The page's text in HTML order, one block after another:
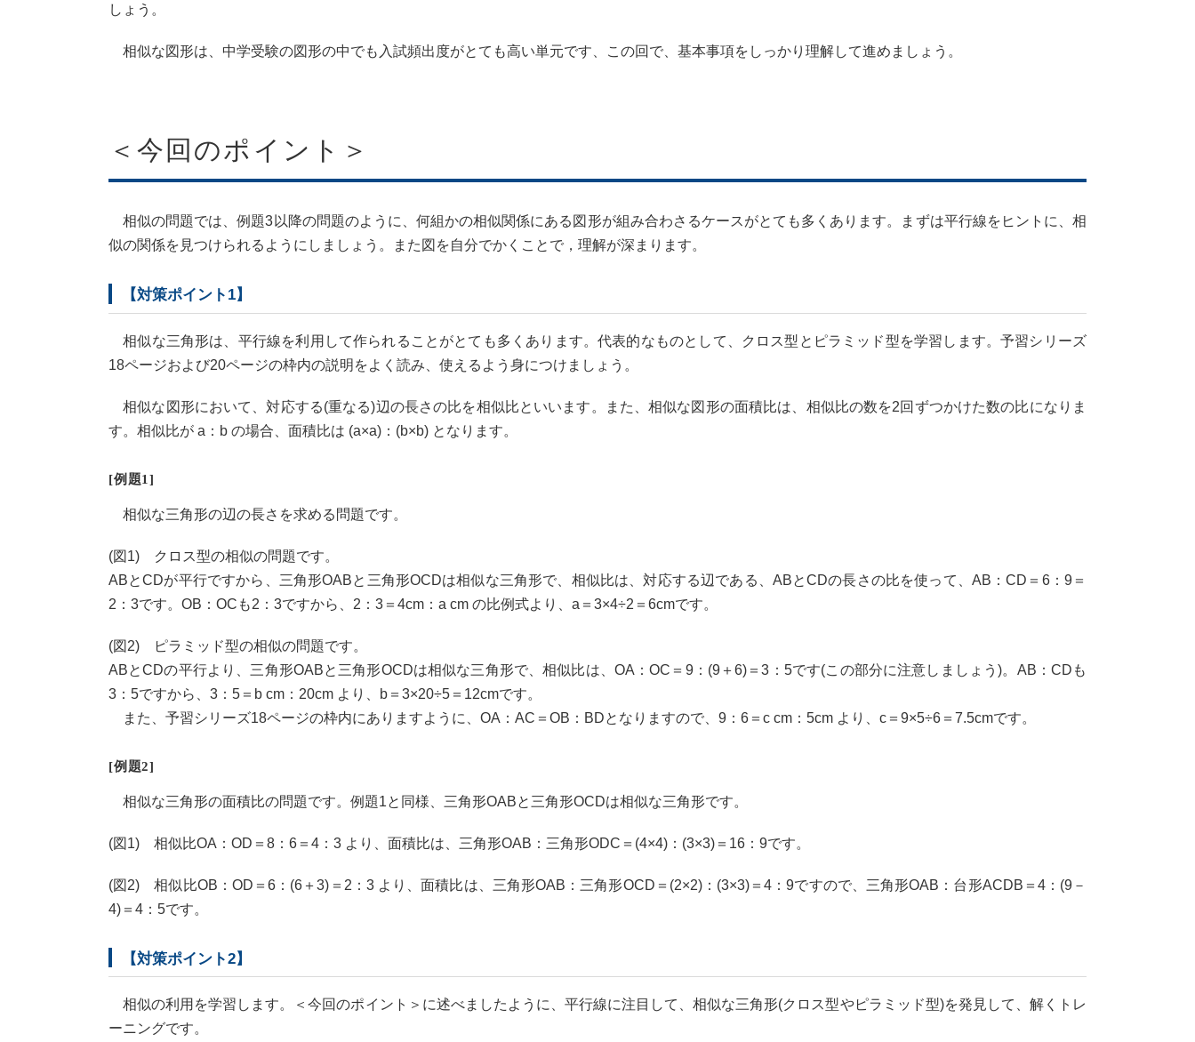
しょう。
相似な図形は、中学受験の図形の中でも入試頻出度がとても高い単元です、この回で、基本事項をしっかり理解して進めましょう。
＜今回のポイント＞
相似の問題では、例題3以降の問題のように、何組かの相似関係にある図形が組み合わさるケースがとても多くあります。まずは平行線をヒントに、相
似の関係を見つけられるようにしましょう。また図を自分でかくことで，理解が深まります。
【対策ポイント1】
相似な三角形は、平行線を利用して作られることがとても多くあります。代表的なものとして、クロス型とピラミッド型を学習します。予習シリーズ
18ページおよび20ページの枠内の説明をよく読み、使えるよう身につけましょう。
相似な図形において、対応する(重なる)辺の長さの比を相似比といいます。また、相似な図形の面積比は、相似比の数を2回ずつかけた数の比になりま
す。相似比が a：b の場合、面積比は (a×a)：(b×b) となります。
[例題1]
相似な三角形の辺の長さを求める問題です。
(図1) クロス型の相似の問題です。
ABとCDが平行ですから、三角形OABと三角形OCDは相似な三角形で、相似比は、対応する辺である、ABとCDの長さの比を使って、AB：CD＝6：9＝
2：3です。OB：OCも2：3ですから、2：3＝4cm：a cm の比例式より、a＝3×4÷2＝6cmです。
(図2) ピラミッド型の相似の問題です。
ABとCDの平行より、三角形OABと三角形OCDは相似な三角形で、相似比は、OA：OC＝9：(9＋6)＝3：5です(この部分に注意しましょう)。AB：CDも
3：5ですから、3：5＝b cm：20cm より、b＝3×20÷5＝12cmです。
また、予習シリーズ18ページの枠内にありますように、OA：AC＝OB：BDとなりますので、9：6＝c cm：5cm より、c＝9×5÷6＝7.5cmです。
[例題2]
相似な三角形の面積比の問題です。例題1と同様、三角形OABと三角形OCDは相似な三角形です。
(図1) 相似比OA：OD＝8：6＝4：3 より、面積比は、三角形OAB：三角形ODC＝(4×4)：(3×3)＝16：9です。
(図2) 相似比OB：OD＝6：(6＋3)＝2：3 より、面積比は、三角形OAB：三角形OCD＝(2×2)：(3×3)＝4：9ですので、三角形OAB：台形ACDB＝4：(9－
4)＝4：5です。
【対策ポイント2】
相似の利用を学習します。＜今回のポイント＞に述べましたように、平行線に注目して、相似な三角形(クロス型やピラミッド型)を発見して、解くトレ
ーニングです。